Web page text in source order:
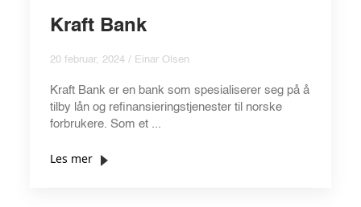
Kraft Bank
20 februar, 2024 / Einar Olsen
Kraft Bank er en bank som spesialiserer seg på å
tilby lån og refinansieringstjenester til norske
forbrukere. Som et ...
Les mer